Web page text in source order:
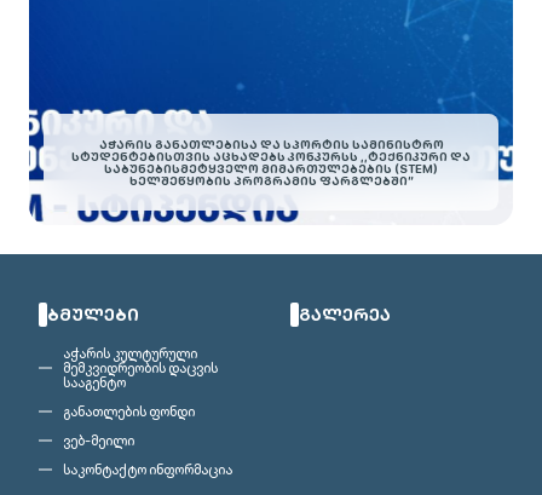
ᲐᲭᲐᲠᲘᲡ ᲒᲐᲜᲐᲗᲚᲔᲑᲘᲡᲐ ᲓᲐ ᲡᲞᲝᲠᲢᲘᲡ ᲡᲐᲛᲘᲜᲘᲡᲢᲠᲝ
ᲡᲢᲣᲓᲔᲜᲢᲔᲑᲘᲡᲗᲕᲘᲡ ᲐᲪᲮᲐᲓᲔᲑᲡ ᲙᲝᲜᲙᲣᲠᲡᲡ ,,ᲢᲔᲥᲜᲘᲙᲣᲠᲘ ᲓᲐ
ᲡᲐᲑᲣᲜᲔᲑᲘᲡᲛᲔᲢᲧᲕᲔᲚᲝ ᲛᲘᲛᲐᲠᲗᲣᲚᲔᲑᲔᲑᲘᲡ (STEM)
ᲮᲔᲚᲨᲔᲬᲧᲝᲑᲘᲡ ᲞᲠᲝᲒᲠᲐᲛᲘᲡ ᲤᲐᲠᲒᲚᲔᲑᲨᲘ”
ᲑᲛᲣᲚᲔᲑᲘ
აჭარის კულტურული
მემკვიდრეობის დაცვის
სააგენტო
განათლების ფონდი
ვებ-მეილი
საკონტაქტო ინფორმაცია
ᲒᲐᲚᲔᲠᲔᲐ